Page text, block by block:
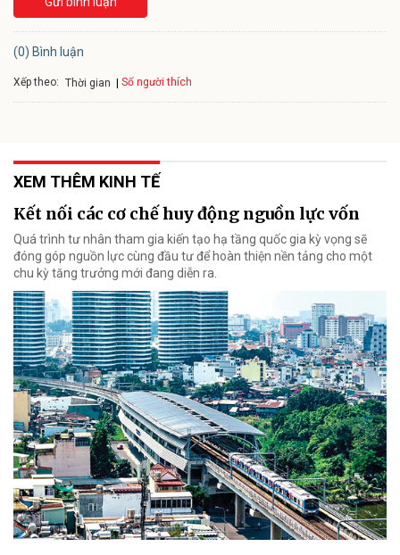
(0) Bình luận
Xếp theo: Thời gian Số người thích
XEM THÊM KINH TẾ
Kết nối các cơ chế huy động nguồn lực vốn
Quá trình tư nhân tham gia kiến tạo hạ tầng quốc gia kỳ vọng sẽ
đóng góp nguồn lực cùng đầu tư để hoàn thiện nền tảng cho một
chu kỳ tăng trưởng mới đang diễn ra.